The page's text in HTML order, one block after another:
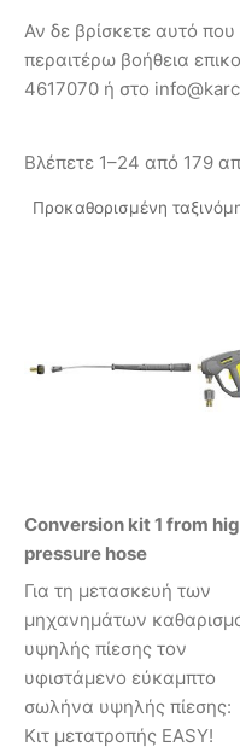
ΥΠΗΡΕΣΙΕΣ-ΝΕΑ-
Αν δε βρίσκετε αυτό
περαιτέρω βοήθεια
4617070 ή στο
Βλέπετε 1–24 από 179
Conversion kit 1 from
pressure hose
Για τη μετασκευή των
μηχανημάτων
υψηλής πίεσης τον
υφιστάμενο εύκαμπτο
σωλήνα υψηλής πίεσης:
Κιτ μετατροπής EASY!